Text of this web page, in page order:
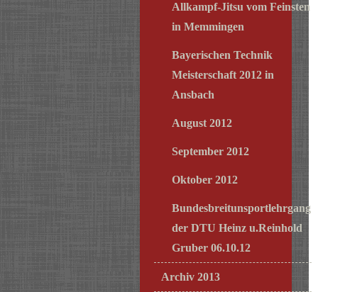
Allkampf-Jitsu vom Feinsten
in Memmingen
Bayerischen Technik
Meisterschaft 2012 in
Ansbach
August 2012
September 2012
Oktober 2012
Bundesbreitunsportlehrgang
der DTU Heinz u.Reinhold
Gruber 06.10.12
Archiv 2013